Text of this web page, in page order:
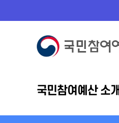
국민참여예산 소개